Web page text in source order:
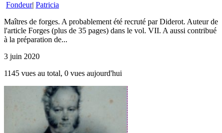
Fondeur| Patricia
Maîtres de forges. A probablement été recruté par Diderot. Auteur de
l'article Forges (plus de 35 pages) dans le vol. VII. A aussi contribué
à la préparation de...
3 juin 2020
1145 vues au total, 0 vues aujourd'hui